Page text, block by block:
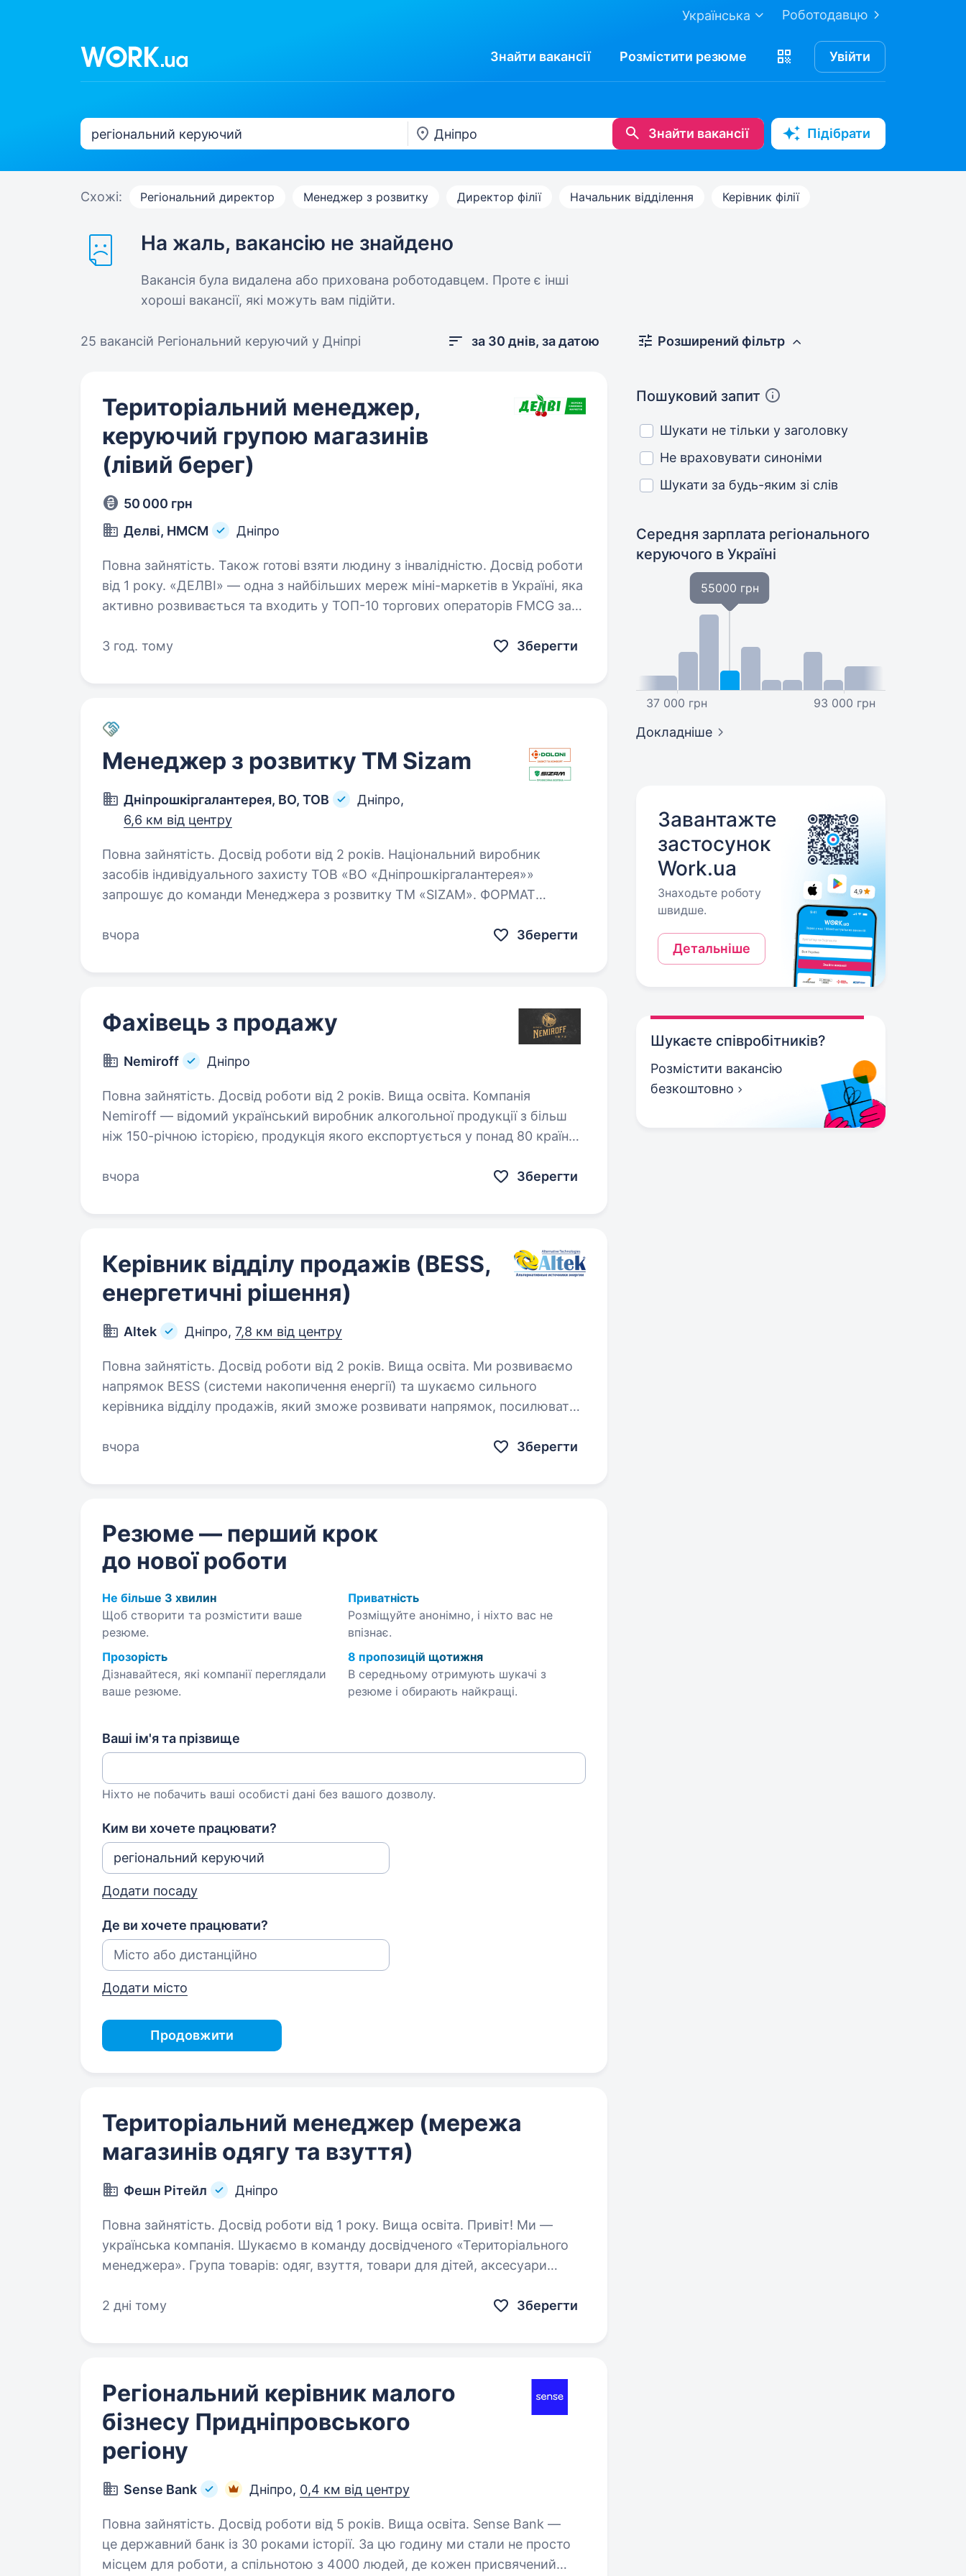
Роботодавцю
Українська
Знайти вакансії Розмістити резюме Увійти
Знайти вакансії Підібрати
Схожі: Регіональний директор Менеджер з розвитку Директор філії Начальник відділення Керівник філії
На жаль, вакансію не знайдено
Вакансія була видалена або прихована роботодавцем. Проте є інші
хороші вакансії, які можуть вам підійти.
25 вакансій Регіональний керуючий у Дніпрі за 30 днів, за датою
Територіальний менеджер,
керуючий групою магазинів
(лівий берег)
50 000 грн
Делві, НМСМ
Дніпро
Повна зайнятість. Також готові взяти людину з інвалідністю. Досвід роботи
від 1 року. «ДЕЛВІ» — одна з найбільших мереж міні-маркетів в Україні, яка
активно розвивається та входить у ТОП-10 торгових операторів FMCG за
затишні європейські…
3 год. тому Зберегти
Менеджер з розвитку ТМ Sizam
Дніпрошкіргалантерея, ВО, ТОВ
Дніпро,
6,6 км від центру
Повна зайнятість. Досвід роботи від 2 років. Національний виробник
засобів індивідуального захисту ТОВ «ВО «Дніпрошкіргалантерея»»
запрошує до команди Менеджера з розвитку ТМ «SIZAM». ФОРМАТ
вчора
Зберегти
Фахівець з продажу
Nemiroff Дніпро
Повна зайнятість. Досвід роботи від 2 років. Вища освіта. Компанія
Nemiroff — відомий український виробник алкогольної продукції з більш
ніж 150-річною історією, продукція якого експортується у понад 80 країн
вчора
Зберегти
Керівник відділу продажів (BESS,
енергетичні рішення)
Altek Дніпро, 7,8 км від центру
Повна зайнятість. Досвід роботи від 2 років. Вища освіта. Ми розвиваємо
напрямок BESS (системи накопичення енергії) та шукаємо сильного
керівника відділу продажів, який зможе розвивати напрямок, посилювати
вчора
Зберегти
Резюме — перший крок
до нової роботи
Не більше 3 хвилин
Щоб створити та розмістити ваше
резюме.
Приватність
Розміщуйте анонімно, і ніхто вас не
впізнає.
Прозорість
Дізнавайтеся, які компанії переглядали
ваше резюме.
8 пропозицій щотижня
В середньому отримують шукачі з
резюме і обирають найкращі.
Ваші ім'я та прізвище
Ніхто не побачить ваші особисті дані без вашого дозволу.
Ким ви хочете працювати?
Додати посаду
Де ви хочете працювати?
Додати місто
Продовжити
Територіальний менеджер (мережа
магазинів одягу та взуття)
Фешн Рітейл Дніпро
Повна зайнятість. Досвід роботи від 1 року. Вища освіта. Привіт! Ми —
українська компанія. Шукаємо в команду досвідченого «Територіального
менеджера». Група товарів: одяг, взуття, товари для дітей, аксесуари
2 дні тому
Зберегти
Регіональний керівник малого
бізнесу Придніпровського
регіону
Sense Bank Дніпро, 0,4 км від центру
Повна зайнятість. Досвід роботи від 5 років. Вища освіта. Sense Bank —
це державний банк із 30 роками історії. За цю годину ми стали не просто
місцем для роботи, а спільнотою з 4000 людей, де кожен присвячений
Розширений фільтр
Пошуковий запит
Шукати не тільки у заголовку
Не враховувати синоніми
Шукати за будь-яким зі слів
Середня зарплата регіонального
керуючого в Україні
37 000 грн
55000 грн
93 000 грн
Докладніше
Завантажте
застосунок
Work.ua
Знаходьте роботу
швидше.
Детальніше
Шукаєте співробітників?
Розмістити вакансію
безкоштовно